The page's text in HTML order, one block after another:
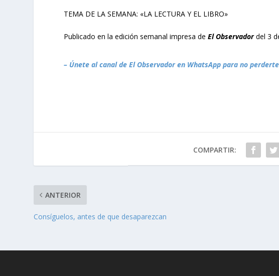
TEMA DE LA SEMANA: «LA LECTURA Y EL LIBRO»
Publicado en la edición semanal impresa deEl Observadordel 3
– Únete al canal de El Observador en WhatsApp para no
COMPARTIR:
ANTERIOR
Consíguelos, antes de que desaparezcan